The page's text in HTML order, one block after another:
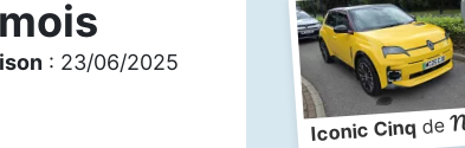
: 23/06/2025
Iconic Cinqde